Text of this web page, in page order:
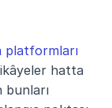
platformları
hatta
bunları